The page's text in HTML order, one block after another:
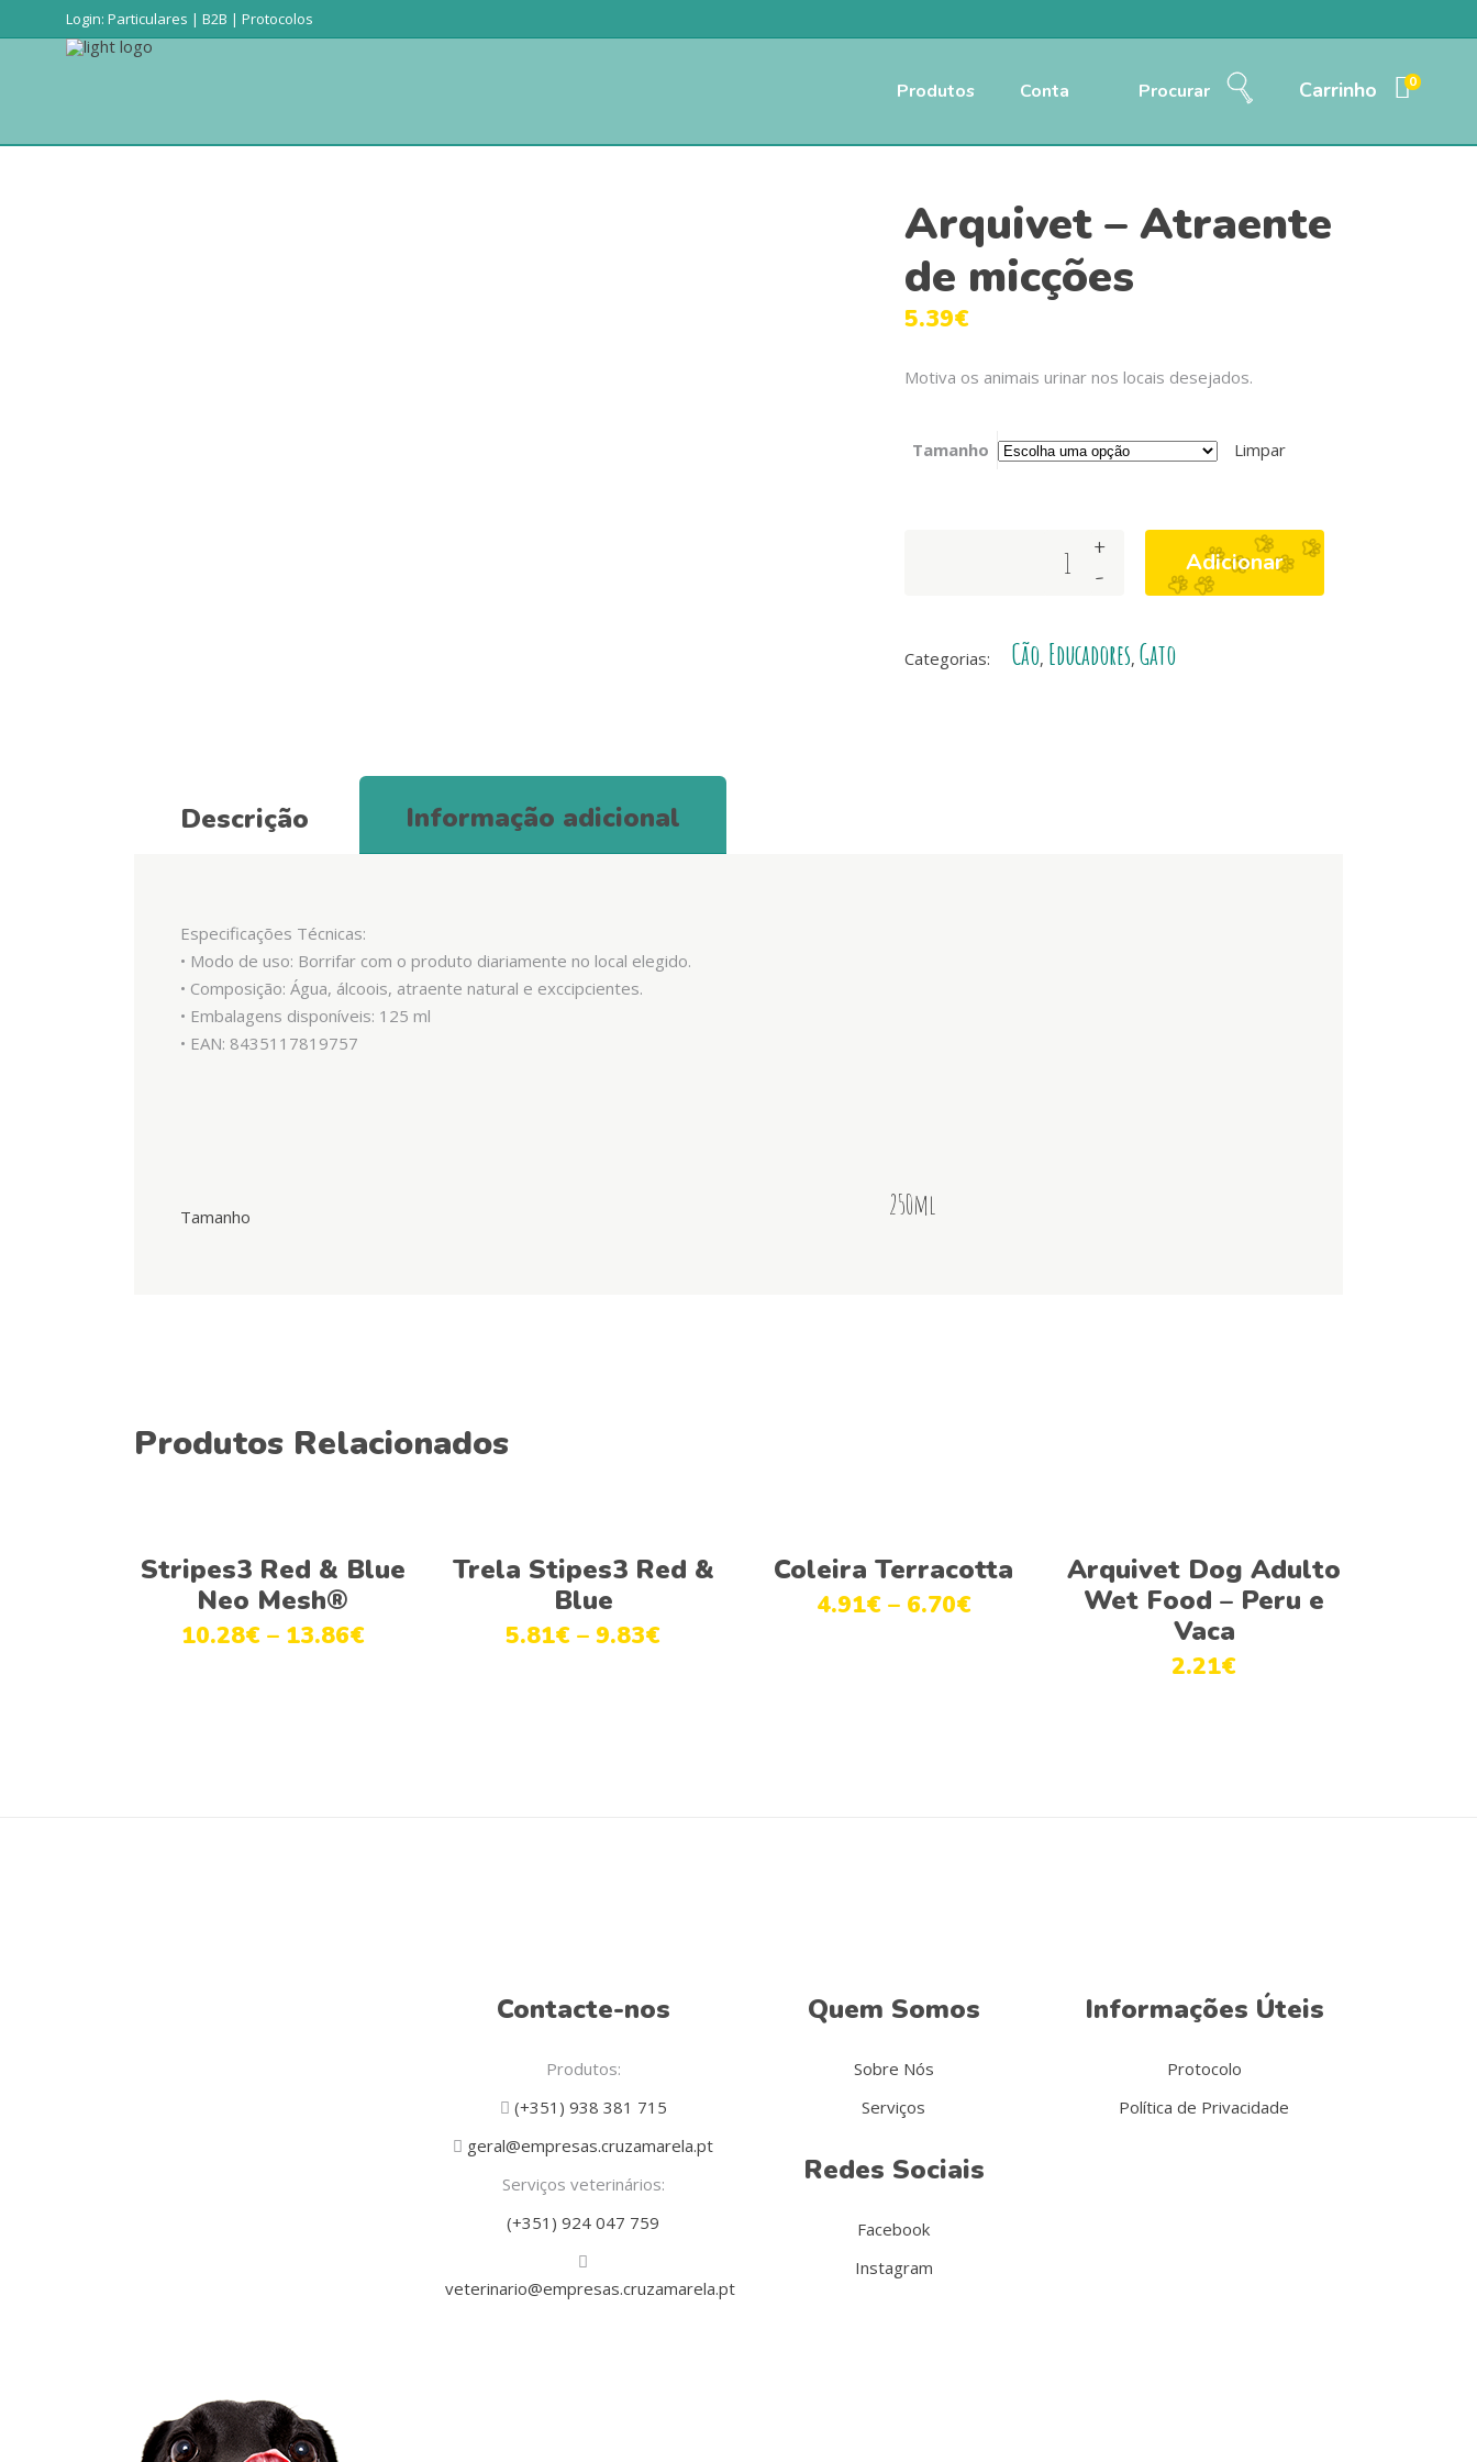
Login: Particulares | B2B | Protocolos
Produtos Conta Procurar Carrinho 0
Arquivet – Atraente
de micções
5.39€
Motiva os animais urinar nos locais desejados.
Tamanho Limpar
micções
-
+ Adicionar
Categorias: Cão, Educadores, Gato
Descrição Informação adicional
Especificações Técnicas:
• Modo de uso: Borrifar com o produto diariamente no local elegido.
• Composição: Água, álcoois, atraente natural e exccipcientes.
• Embalagens disponíveis: 125 ml
• EAN: 8435117819757
Tamanho 250ml
Produtos Relacionados
Ver opções
Stripes3 Red & Blue
Neo Mesh®
10.28€ – 13.86€
Ver opções
Trela Stipes3 Red &
Blue
5.81€ –9.83€
Ver opções
Coleira Terracotta
4.91€ – 6.70€
Ver opções
Arquivet Dog Adulto
Wet Food – Peru e
Vaca
2.21€
Contacte-nos
Produtos:
(+351) 938 381 715
geral@empresas.cruzamarela.pt
Serviços veterinários:
(+351) 924 047 759
veterinario@empresas.cruzamarela.pt
Quem Somos
Sobre Nós
Serviços
Redes Sociais
Facebook
Instagram
Informações Úteis
Protocolo
Política de Privacidade